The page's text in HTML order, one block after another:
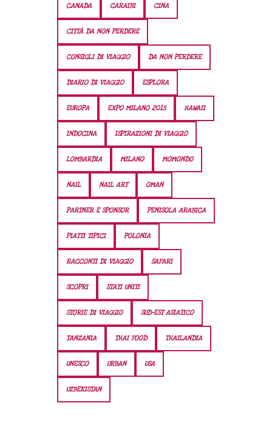
CANADA CARAIBI CINA
CITTÀ DA NON PERDERE
CONSIGLI DI VIAGGIO DA NON PERDERE
DIARIO DI VIAGGIO ESPLORA
EUROPA EXPO MILANO 2015 HAWAII
INDOCINA ISPIRAZIONI DI VIAGGIO
LOMBARDIA MILANO MOMONDO
NAIL NAIL ART OMAN
PARTNER E SPONSOR PENISOLA ARABICA
PIATTI TIPICI POLONIA
RACCONTI DI VIAGGIO SAFARI
SCOPRI STATI UNITI
STORIE DI VIAGGIO SUD-EST ASIATICO
TANZANIA THAI FOOD THAILANDIA
UNESCO URBAN USA
UZBEKISTAN